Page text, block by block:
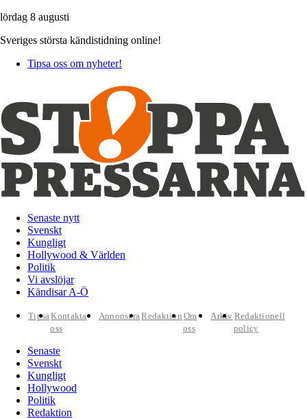
lördag 8 augusti
Sveriges största kändistidning online!
Tipsa oss om nyheter!
Senaste nytt
Svenskt
Kungligt
Hollywood & Världen
Politik
Vi avslöjar
Kändisar A-Ö
TipsaKontakta
oss
AnnonseraRedaktion Om
oss
Arkiv Redaktionell
policy
Senaste
Svenskt
Kungligt
Hollywood
Politik
Redaktion